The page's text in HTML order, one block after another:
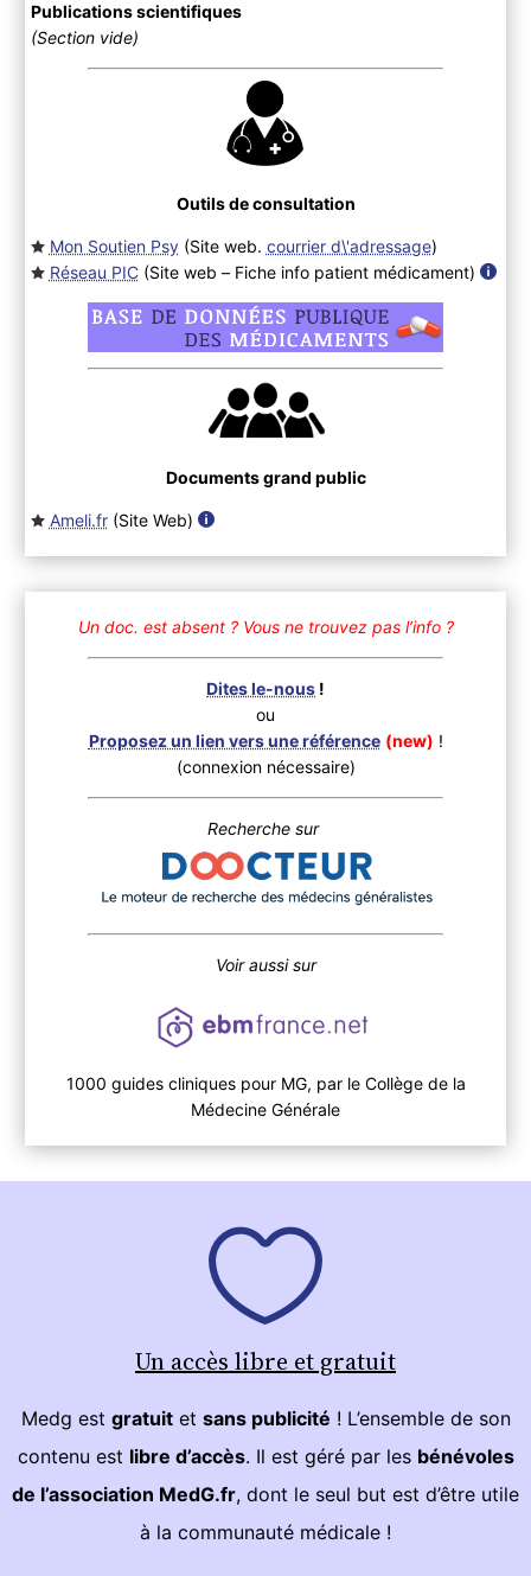
Publications scientifiques
(Section vide)
Outils de consultation
Mon Soutien Psy(Site web. courrier d\'adressage)
Réseau PIC(Site web – Fiche info patient médicament)
Documents grand public
Ameli.fr(Site Web)
Un doc. est absent ? Vous ne trouvez pas l’info ?
Dites le-nous !
ou
Proposez un lien vers une référence (new) !
(connexion nécessaire)
Recherche sur
Voir aussi sur
1000 guides cliniques pour MG, par le Collège de la
Médecine Générale
Un accès libre et gratuit
Medg est gratuitet sans publicité ! L’ensemble de son
contenu est libre d’accès. Il est géré par les bénévoles
de l’association MedG.fr, dont le seul but est d’être utile
à la communauté médicale !